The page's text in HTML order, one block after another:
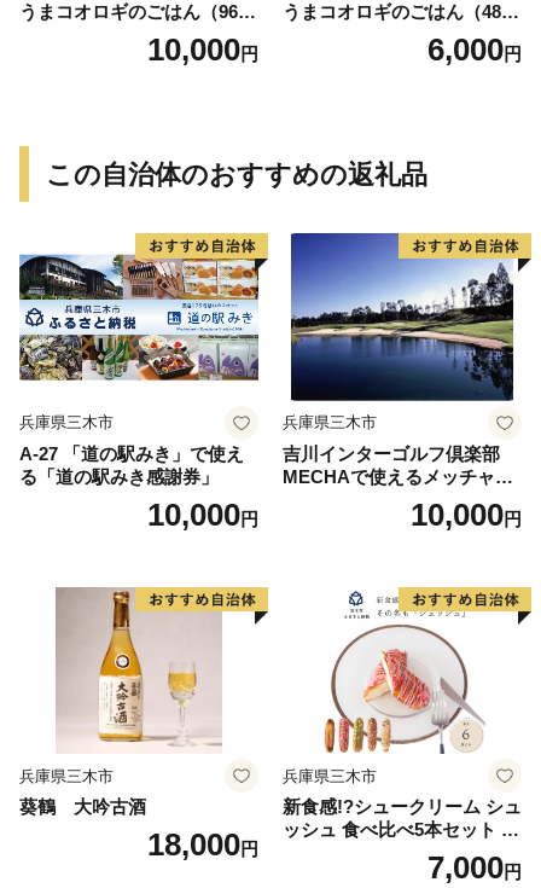
うまコオロギのごはん（960
10,000円
うまコオロギのごはん（480
6,000円
この自治体のおすすめの返礼品
兵庫県三木市
A-27 「道の駅みき」で使え
る「道の駅みき感謝券」
10,000円
兵庫県三木市
吉川インターゴルフ倶楽部
MECHAで使えるメッチャマ
ネー（3,000円分）10,000円
兵庫県三木市
葵鶴 大吟古酒
18,000円
兵庫県三木市
新食感!?シュークリーム シュ
ッシュ 食べ比べ5本セット シ
ューアイス お試し 抹茶ミル
クいちごチョコキャラメルナ
7,000円